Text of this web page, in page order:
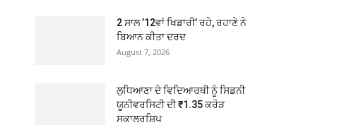
2 ਸਾਲ ’12ਵਾਂ ਖਿਡਾਰੀ’ ਰਹੇ, ਰਹਾਣੇ ਨੇ
ਬਿਆਨ ਕੀਤਾ ਦਰਦ
August 7, 2026
ਲੁਧਿਆਣਾ ਦੇ ਵਿਦਿਆਰਥੀ ਨੂੰ ਸਿਡਨੀ
ਯੂਨੀਵਰਸਿਟੀ ਦੀ ₹1.35 ਕਰੋੜ
ਸਕਾਲਰਸ਼ਿਪ